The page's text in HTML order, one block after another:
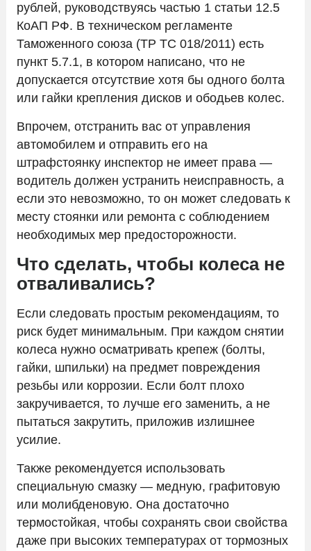
рублей, руководствуясь частью 1 статьи 12.5
КоАП РФ. В техническом регламенте
Таможенного союза (ТР ТС 018/2011) есть
пункт 5.7.1, в котором написано, что не
допускается отсутствие хотя бы одного болта
или гайки крепления дисков и ободьев колес.
Впрочем, отстранить вас от управления
автомобилем и отправить его на
штрафстоянку инспектор не имеет права —
водитель должен устранить неисправность, а
если это невозможно, то он может следовать к
месту стоянки или ремонта с соблюдением
необходимых мер предосторожности.
Что сделать, чтобы колеса не
отваливались?
Если следовать простым рекомендациям, то
риск будет минимальным. При каждом снятии
колеса нужно осматривать крепеж (болты,
гайки, шпильки) на предмет повреждения
резьбы или коррозии. Если болт плохо
закручивается, то лучше его заменить, а не
пытаться закрутить, приложив излишнее
усилие.
Также рекомендуется использовать
специальную смазку — медную, графитовую
или молибденовую. Она достаточно
термостойкая, чтобы сохранять свои свойства
даже при высоких температурах от тормозных